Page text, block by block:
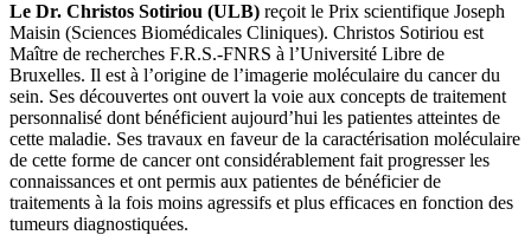
Le Dr. Christos Sotiriou (ULB) reçoit le Prix scientifique Joseph
Maisin (Sciences Biomédicales Cliniques). Christos Sotiriou est
Maître de recherches F.R.S.-FNRS à l’Université Libre de
Bruxelles. Il est à l’origine de l’imagerie moléculaire du cancer du
sein. Ses découvertes ont ouvert la voie aux concepts de traitement
personnalisé dont bénéficient aujourd’hui les patientes atteintes de
cette maladie. Ses travaux en faveur de la caractérisation moléculaire
de cette forme de cancer ont considérablement fait progresser les
connaissances et ont permis aux patientes de bénéficier de
traitements à la fois moins agressifs et plus efficaces en fonction des
tumeurs diagnostiquées.